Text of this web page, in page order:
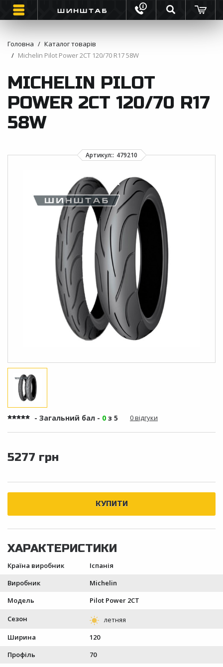
ШИНИ
ВАНТАЖНІ ШИНИ
МОТО ШИНИ
ІНФОРМАЦІЯ
ВІДГУКИ ПРО ШИНИ
Головна
Каталог товарів
Michelin Pilot Power 2CT 120/70 R17 58W
MICHELIN PILOT
POWER 2CT 120/70 R17
58W
- Загальний бал - 0 з 5 0 відгуки
5277 грн
Країна виробник
Іспанія
Виробник
Michelin
Модель
Pilot Power 2CT
Сезон
Ширина
120
Профіль
70